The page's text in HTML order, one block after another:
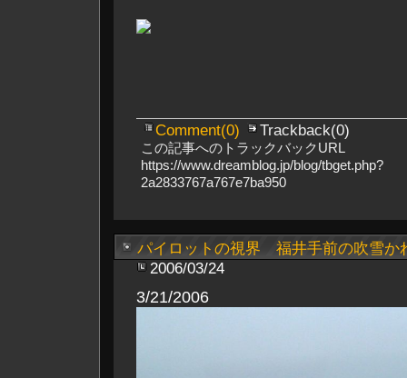
Comment(0) Trackback(0)
この記事へのトラックバックURL
https://www.dreamblog.jp/blog/tbget.php?
2a2833767a767e7ba950
パイロットの視界 福井手前の吹雪か
2006/03/24
3/21/2006